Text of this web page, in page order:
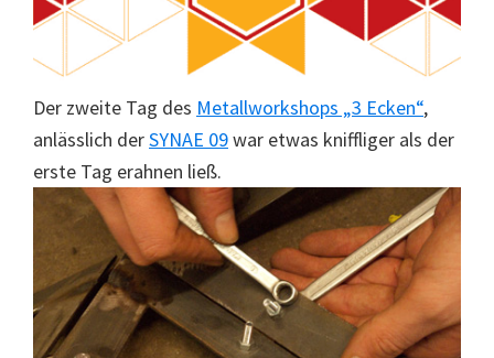
Der zweite Tag des Metallworkshops „3 Ecken“,
anlässlich derSYNAE 09war etwas kniffliger als der
erste Tag erahnen ließ.